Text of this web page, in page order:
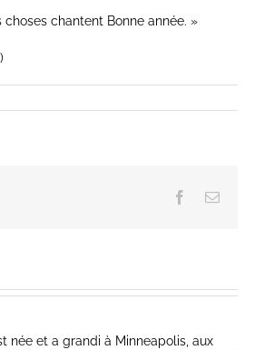
chantent Bonne année. »
Facebook
Email
née et a grandi à Minneapolis, aux